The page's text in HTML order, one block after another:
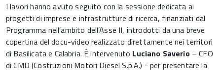
I lavori hanno avuto seguito con la sessione dedicata ai
progetti di imprese e infrastrutture di ricerca, finanziati dal
Programma nell’ambito dell’Asse II, introdotti da una breve
copertina del docu-video realizzato direttamente nei territori
di Basilicata e Calabria. È intervenuto Luciano Saverio– CFO
di CMD (Costruzioni Motori Diesel S.p.A.) - per presentare la